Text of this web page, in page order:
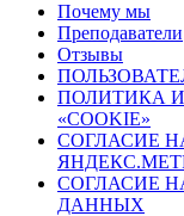
Почему мы
Преподаватели
Отзывы
ПОЛИТИКА
«COOKIE»
СОГЛАСИЕ
СОГЛАСИЕ
ДАННЫХ